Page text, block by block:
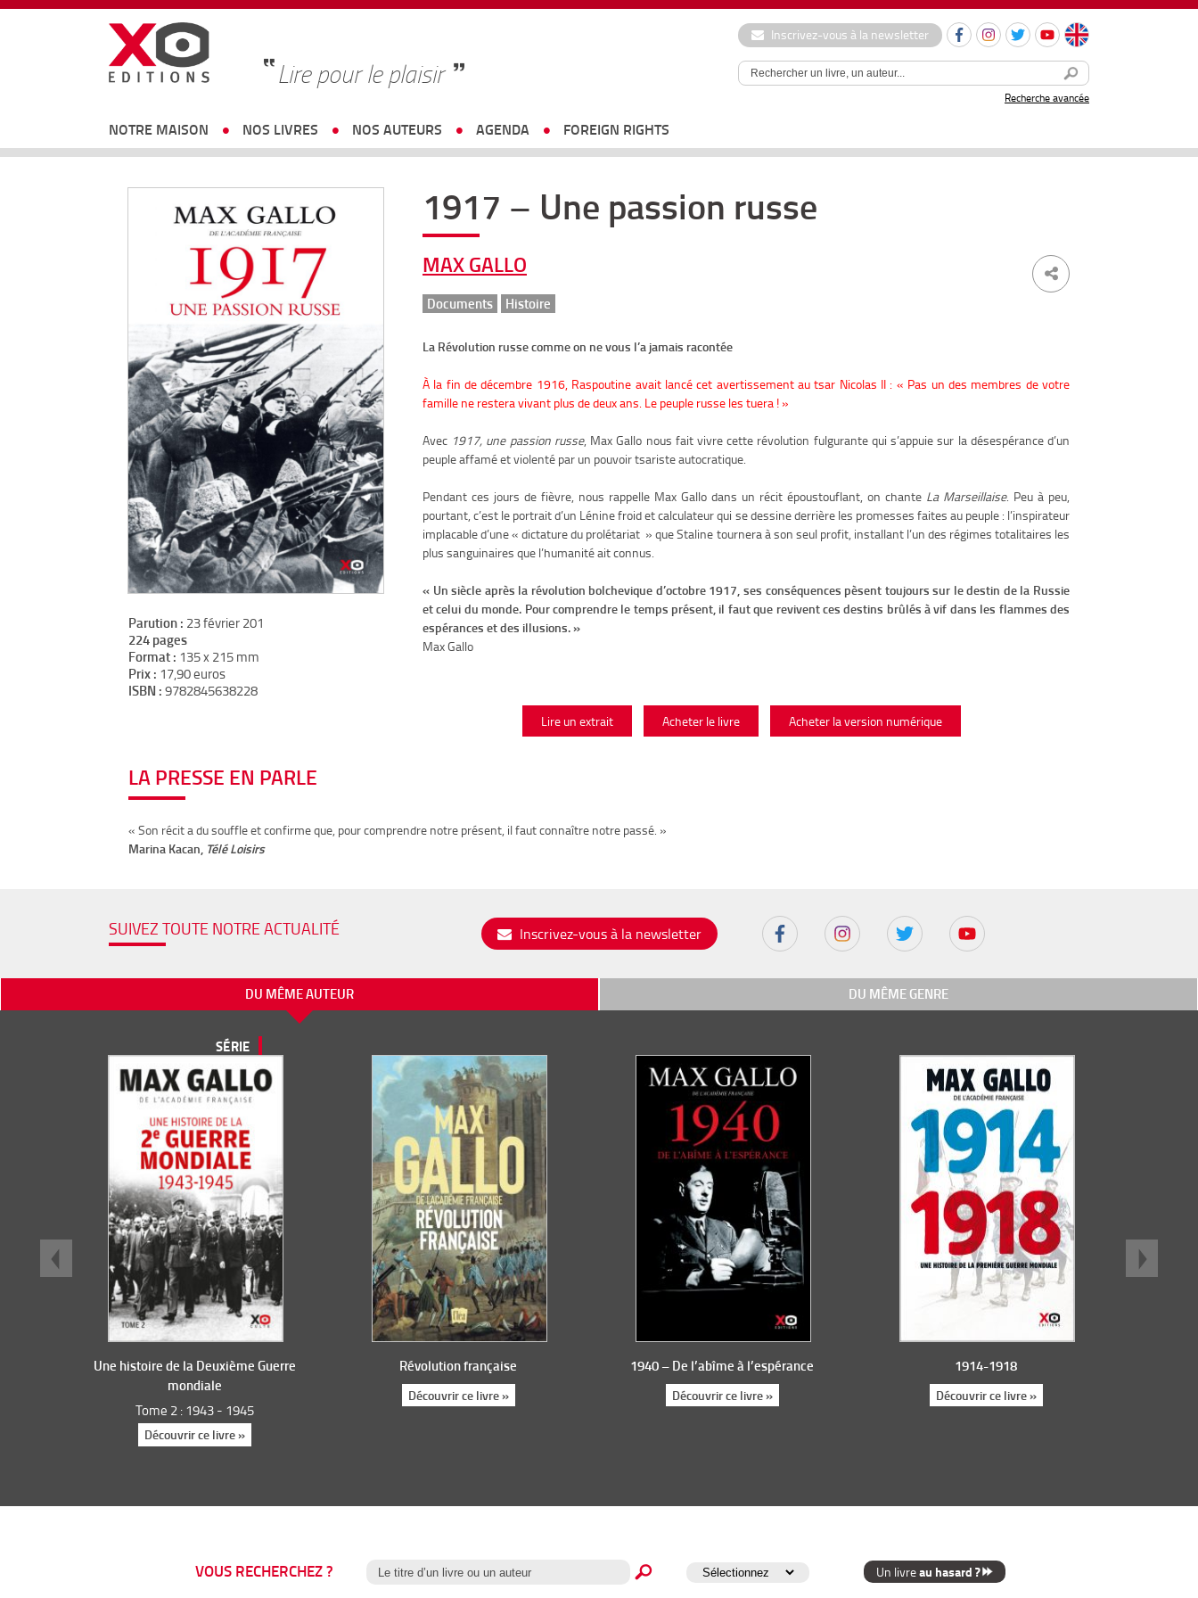
Lire pour le plaisir
Inscrivez-vous à la newsletter
Recherche avancée
NOTRE MAISON NOS LIVRES NOS AUTEURS AGENDA FOREIGN RIGHTS
Parution : 23 février 201
224 pages
Format : 135 x 215 mm
Prix : 17,90 euros
ISBN : 9782845638228
1917 – Une passion russe
MAX GALLO
Documents Histoire
La Révolution russe comme on ne vous l’a jamais racontée
À la fin de décembre 1916, Raspoutine avait lancé cet avertissement au tsar Nicolas II : « Pas un des membres de votre
famille ne restera vivant plus de deux ans. Le peuple russe les tuera ! »
Avec 1917, une passion russe, Max Gallo nous fait vivre cette révolution fulgurante qui s’appuie sur la désespérance d’un
peuple affamé et violenté par un pouvoir tsariste autocratique.
Pendant ces jours de fièvre, nous rappelle Max Gallo dans un récit époustouflant, on chante La Marseillaise. Peu à peu,
pourtant, c’est le portrait d’un Lénine froid et calculateur qui se dessine derrière les promesses faites au peuple : l’inspirateur
implacable d’une « dictature du prolétariat » que Staline tournera à son seul profit, installant l’un des régimes totalitaires les
plus sanguinaires que l’humanité ait connus.
« Un siècle après la révolution bolchevique d’octobre 1917, ses conséquences pèsent toujours sur le destin de la Russie
et celui du monde. Pour comprendre le temps présent, il faut que revivent ces destins brûlés à vif dans les flammes des
espérances et des illusions. »
Max Gallo
Lire un extrait Acheter le livre Acheter la version numérique
LA PRESSE EN PARLE
« Son récit a du souffle et confirme que, pour comprendre notre présent, il faut connaître notre passé. »
Marina Kacan, Télé Loisirs
SUIVEZ TOUTE NOTRE ACTUALITÉ Inscrivez-vous à la newsletter
DU MÊME AUTEUR DU MÊME GENRE
SÉRIE
Une histoire de la Deuxième Guerre
mondiale
Tome 2 : 1943 - 1945
Découvrir ce livre »
Révolution française
Découvrir ce livre »
1940 – De l’abîme à l’espérance
Découvrir ce livre »
1914-1918
Découvrir ce livre »
VOUS RECHERCHEZ ? Un livreau hasard ?